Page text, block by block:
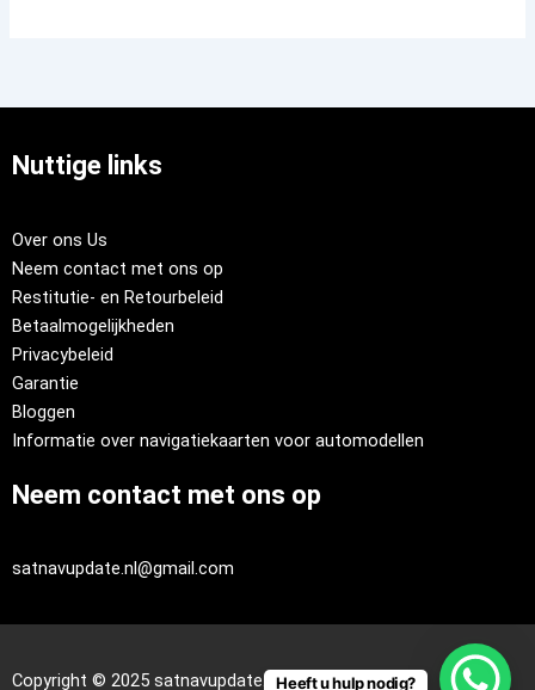
Nuttige links
Over ons Us
Neem contact met ons op
Restitutie- en Retourbeleid
Betaalmogelijkheden
Privacybeleid
Garantie
Bloggen
Informatie over navigatiekaarten voor automodellen
Neem contact met ons op
satnavupdate.nl@gmail.com
Copyright © 2025 satnavupdate.nlHeeft u hulp nodig?